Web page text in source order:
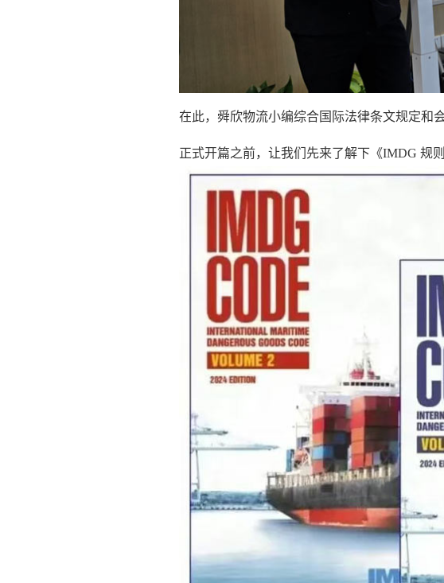
在此，舜欣物流小编综合国际法律条文规定和
正式开篇之前，让我们先来了解下《IMDG 规